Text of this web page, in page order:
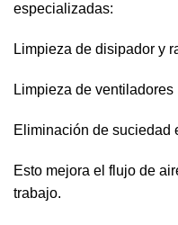
especializadas:
Limpieza de disipador y
Limpieza de ventiladores
Eliminación de suciedad
Esto mejora el flujo de
trabajo.